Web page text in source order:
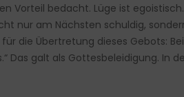
Vorteil bedacht. Lüge ist egoistisch.
nur am Nächsten schuldig,
die Übertretung dieses Gebots:
Das galt als Gottesbeleidigung.